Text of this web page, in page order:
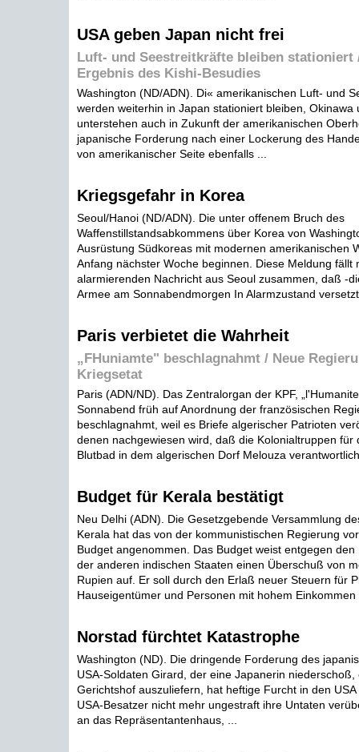
USA geben Japan nicht frei
Luft- und Seestreitkräfte bleiben stationiert
Ergebnis des Kishi-Besudies
Washington (ND/ADN). Di« amerikanischen Luft- und
werden weiterhin in Japan stationiert bleiben, Okinawa
unterstehen auch in Zukunft der amerikanischen
japanische Forderung nach einer Lockerung des
von amerikanischer Seite ebenfalls ...
Kriegsgefahr in Korea
Seoul/Hanoi (ND/ADN). Die unter offenem Bruch des
Waffenstillstandsabkommens über Korea von
Ausrüstung Südkoreas mit modernen amerikanischen
Anfang nächster Woche beginnen. Diese Meldung fällt
alarmierenden Nachricht aus Seoul zusammen, daß -
Armee am Sonnabendmorgen In Alarmzustand
Paris verbietet die Wahrheit
„FHuniamte" beschlagnahmt / Neue
Kriegsetat
Paris (ADN/ND). Das Zentralorgan der KPF,
Sonnabend früh auf Anordnung der französischen
beschlagnahmt, weil es Briefe algerischer Patrioten
denen nachgewiesen wird, daß die Kolonialtruppen für
Blutbad in dem algerischen Dorf Melouza
Budget für Kerala bestätigt
Neu Delhi (ADN). Die Gesetzgebende Versammlung
Kerala hat das von der kommunistischen Regierung
Budget angenommen. Das Budget weist entgegen den
der anderen indischen Staaten einen Überschuß von
Rupien auf. Er soll durch den Erlaß neuer Steuern für
Hauseigentümer und Personen mit hohem
Norstad fürchtet Katastrophe
Washington (ND). Die dringende Forderung des
USA-Soldaten Girard, der eine Japanerin niederschoß,
Gerichtshof auszuliefern, hat heftige Furcht in den
USA-Besatzer nicht mehr ungestraft ihre Untaten
an das Repräsentantenhaus, ...